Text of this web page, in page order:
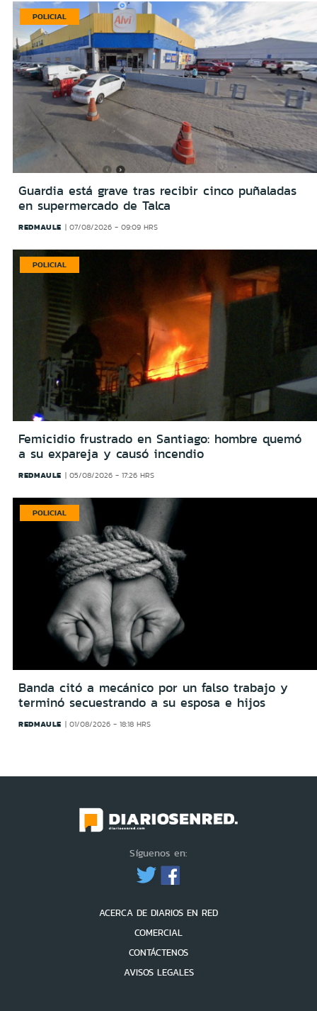
POLICIAL
Guardia está grave tras recibir cinco puñaladas
en supermercado de Talca
REDMAULE 07/08/2026 - 09:09 HRS
POLICIAL
Femicidio frustrado en Santiago: hombre quemó
a su expareja y causó incendio
REDMAULE 05/08/2026 - 17:26 HRS
POLICIAL
Banda citó a mecánico por un falso trabajo y
terminó secuestrando a su esposa e hijos
REDMAULE 01/08/2026 - 18:18 HRS
Síguenos en:
ACERCA DE DIARIOS EN RED
COMERCIAL
CONTÁCTENOS
AVISOS LEGALES